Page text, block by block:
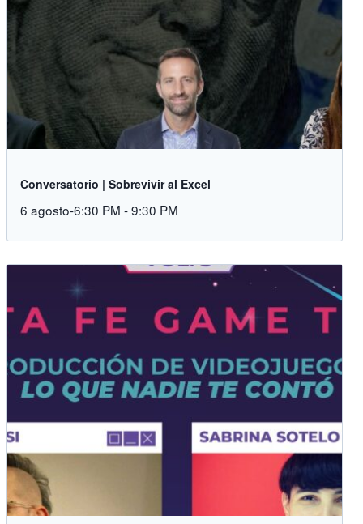
Conversatorio | Sobrevivir al Excel
6 agosto-6:30 PM -9:30 PM